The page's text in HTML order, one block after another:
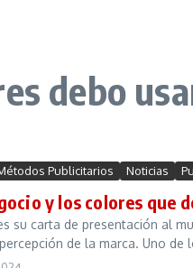
debo
Publicitarios Noticias
y los colores que
su carta de presentación al
de la marca. Uno de